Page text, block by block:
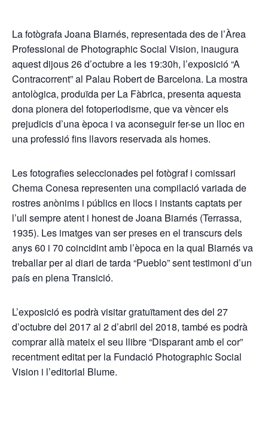
La fotògrafa Joana Biarnés, representada des de l’Àrea
Professional de Photographic Social Vision, inaugura
aquest dijous 26 d’octubre a les 19:30h, l’exposició “A
Contracorrent” al Palau Robert de Barcelona. La mostra
antològica, produïda per La Fàbrica, presenta aquesta
dona pionera del fotoperiodisme, que va vèncer els
prejudicis d’una època i va aconseguir fer-se un lloc en
una professió fins llavors reservada als homes.
Les fotografies seleccionades pel fotògraf i comissari
Chema Conesa representen una compilació variada de
rostres anònims i públics en llocs i instants captats per
l’ull sempre atent i honest de Joana Biarnés (Terrassa,
1935). Les imatges van ser preses en el transcurs dels
anys 60 i 70 coincidint amb l’època en la qual Biarnés va
treballar per al diari de tarda “Pueblo” sent testimoni d’un
país en plena Transició.
L’exposició es podrà visitar gratuïtament des del 27
d’octubre del 2017 al 2 d’abril del 2018, també es podrà
comprar allà mateix el seu llibre “Disparant amb el cor”
recentment editat per la Fundació Photographic Social
Vision i l’editorial Blume.